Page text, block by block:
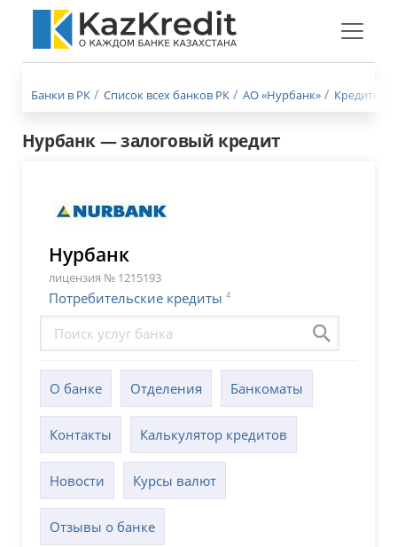
Меню
Банки в РК Список всех банков РК АО «Нурбанк» Кредиты
Нурбанк — залоговый кредит
Нурбанк
лицензия № 1215193
Потребительские кредиты 4
О банке Отделения Банкоматы
Контакты Калькулятор кредитов
Новости Курсы валют
Отзывы о банке